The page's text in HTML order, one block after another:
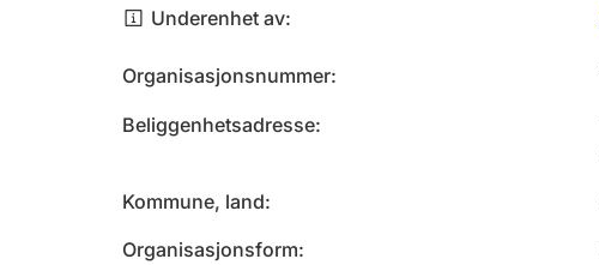
Underenhet av
Organisasjonsnummer
Beliggenhetsadresse
Kommune, land
Organisasjonsform